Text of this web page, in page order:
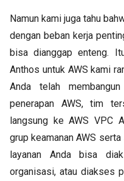
Namun kami juga tahu
dengan beban kerja
bisa dianggap enteng.
Anthos untuk AWS kami
Anda telah
penerapan AWS, tim
langsung ke AWS VPC
grup keamanan AWS
layanan Anda bisa
organisasi, atau diakses